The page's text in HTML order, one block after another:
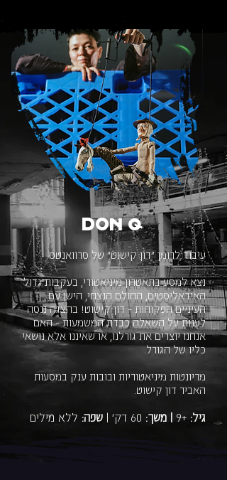
Don Q
עיבוד לרומן "דון קישוט" של סרוואנטס
נצא למסע בתאטרון מיניאטורי, בעקבות גדול
האידאליסטים, החולם הנצחי, הישן עם
העיניים הפקוחות - דון קישוט! בהצגה ננסה
לענות על השאלה כבדת המשמעות - האם
אנחנו יוצרים את גורלנו, או שאיננו אלא נושאי
כליו של הגורל.
מריונטות מיניאטוריות ובובות ענק במסעות
האביר דון קישוט.
גיל: +9 | משך: שפה: ללא מילים